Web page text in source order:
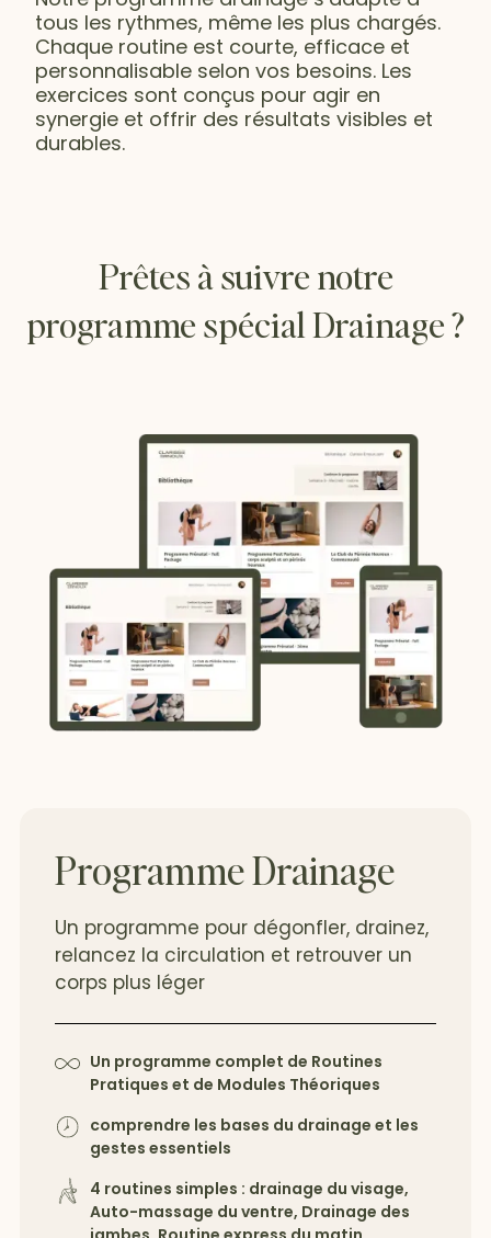
tous les rythmes, même les plus chargés.
Chaque routine est courte, efficace et
personnalisable selon vos besoins. Les
exercices sont conçus pour agir en
synergie et offrir des résultats visibles et
durables.
Prêtes à suivre notre
programme spécial Drainage ?
Programme Drainage
Un programme pour dégonfler, drainez,
relancez la circulation et retrouver un
corps plus léger
Un programme complet de Routines
Pratiques et de Modules Théoriques
comprendre les bases du drainage et les
gestes essentiels
4 routines simples : drainage du visage,
Auto-massage du ventre, Drainage des